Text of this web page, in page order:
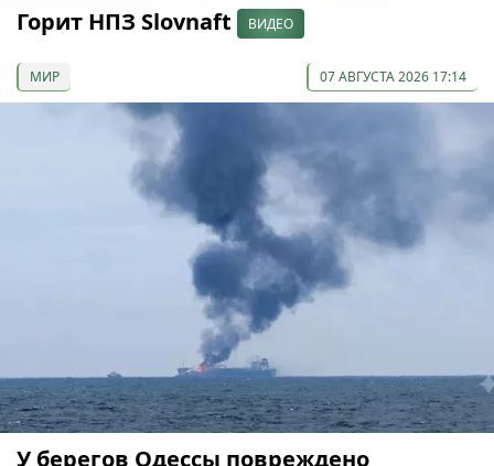
Горит НПЗ Slovnaft ВИДЕО
МИР 07 АВГУСТА 2026 17:14
У берегов Одессы повреждено